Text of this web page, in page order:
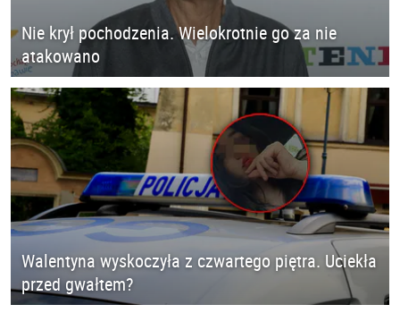
Nie krył pochodzenia. Wielokrotnie go za nie
atakowano
Walentyna wyskoczyła z czwartego piętra. Uciekła
przed gwałtem?